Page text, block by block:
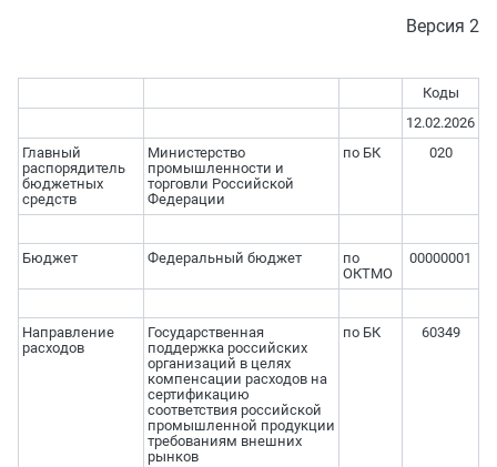
Версия 2
Коды
12.02.2026
Главный
распорядитель
бюджетных
средств
Министерство
промышленности и
торговли Российской
Федерации
по БК 020
Бюджет Федеральный бюджет
по
ОКТМО
00000001
Направление
расходов
Государственная
поддержка российских
организаций в целях
компенсации расходов на
сертификацию
соответствия российской
промышленной продукции
требованиям внешних
рынков
по БК 60349